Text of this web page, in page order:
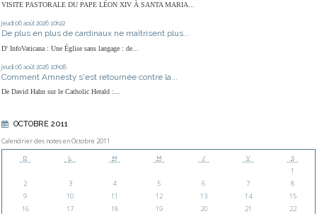
VISITE PASTORALE DU PAPE LÉON XIV À SANTA MARIA...
jeudi 06 août 2026 10h22
De plus en plus de cardinaux ne maîtrisent plus...
D' InfoVaticana : Une Église sans langage : de...
jeudi 06 août 2026 10h08
Comment Amnesty s'est retournée contre la...
De David Hahn sur le Catholic Herald :...
OCTOBRE 2011
Calendrier des notes en Octobre 2011
D L M M J V S
1
2
3 4 5 6 7
8
9
10 11 12 13 14
15
16
17 18 19 20 21
22